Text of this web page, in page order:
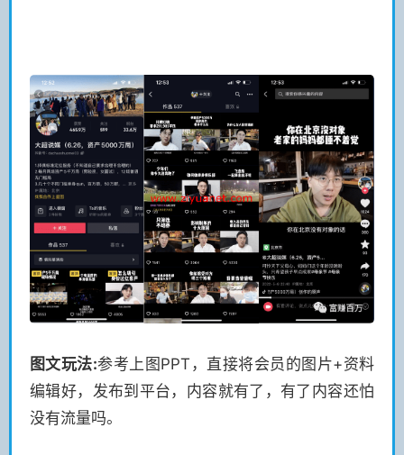
图文玩法:参考上图PPT，直接将会员的图片+资料
编辑好，发布到平台，内容就有了，有了内容还怕
没有流量吗。